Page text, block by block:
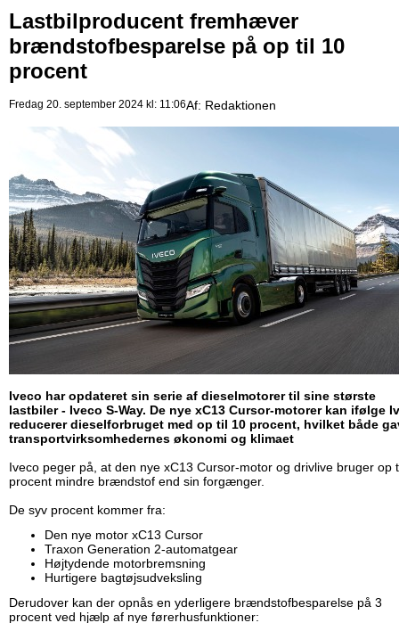
Lastbilproducent fremhæver
brændstofbesparelse på op til 10
procent
Fredag 20. september 2024 kl: 11:06Af: Redaktionen
Iveco har opdateret sin serie af dieselmotorer til sine største
lastbiler - Iveco S-Way. De nye xC13 Cursor-motorer kan ifølge
reducerer dieselforbruget med op til 10 procent, hvilket både
transportvirksomhedernes økonomi og klimaet
Iveco peger på, at den nye xC13 Cursor-motor og drivlive bruger op
procent mindre brændstof end sin forgænger.
De syv procent kommer fra:
Den nye motor xC13 Cursor
Traxon Generation 2-automatgear
Højtydende motorbremsning
Hurtigere bagtøjsudveksling
Derudover kan der opnås en yderligere brændstofbesparelse på 3
procent ved hjælp af nye førerhusfunktioner: